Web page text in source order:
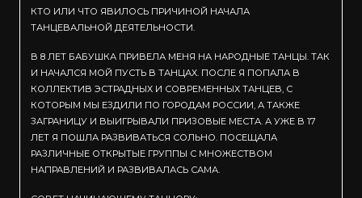
КТО ИЛИ ЧТО ЯВИЛОСЬ ПРИЧИНОЙ НАЧАЛА
ТАНЦЕВАЛЬНОЙ ДЕЯТЕЛЬНОСТИ.
В 8 ЛЕТ БАБУШКА ПРИВЕЛА МЕНЯ НА НАРОДНЫЕ ТАНЦЫ. ТАК
И НАЧАЛСЯ МОЙ ПУСТЬ В ТАНЦАХ. ПОСЛЕ Я ПОПАЛА В
КОЛЛЕКТИВ ЭСТРАДНЫХ И СОВРЕМЕННЫХ ТАНЦЕВ, С
КОТОРЫМ МЫ ЕЗДИЛИ ПО ГОРОДАМ РОССИИ, А ТАКЖЕ
ЗАГРАНИЦУ И ВЫИГРЫВАЛИ ПРИЗОВЫЕ МЕСТА. А УЖЕ В 17
ЛЕТ Я ПОШЛА РАЗВИВАТЬСЯ СОЛЬНО. ПОСЕЩАЛА
РАЗЛИЧНЫЕ ОТКРЫТЫЕ ГРУППЫ С МНОЖЕСТВОМ
НАПРАВЛЕНИЙ И РАЗВИВАЛАСЬ САМА.